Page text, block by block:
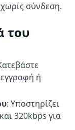
σύνδεση.
του
ή
: Υποστηρίζει
320kbps για